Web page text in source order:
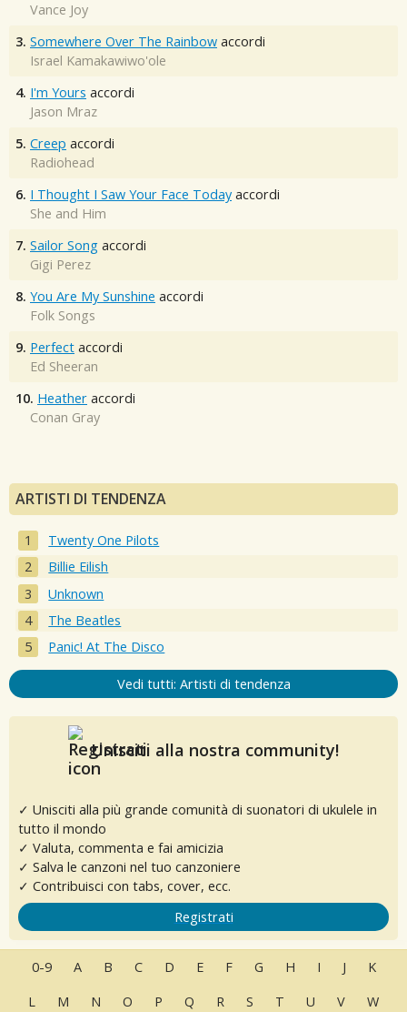
Vance Joy
3. Somewhere Over The Rainbow accordi
Israel Kamakawiwo'ole
4. I'm Yours accordi
Jason Mraz
5. Creep accordi
Radiohead
6. I Thought I Saw Your Face Today accordi
She and Him
7. Sailor Song accordi
Gigi Perez
8. You Are My Sunshine accordi
Folk Songs
9. Perfect accordi
Ed Sheeran
10. Heather accordi
Conan Gray
ARTISTI DI TENDENZA
Twenty One Pilots
Billie Eilish
Unknown
The Beatles
Panic! At The Disco
Vedi tutti: Artisti di tendenza
Unisciti alla nostra community!
✓ Unisciti alla più grande comunità di suonatori di ukulele in
tutto il mondo
✓ Valuta, commenta e fai amicizia
✓ Salva le canzoni nel tuo canzoniere
✓ Contribuisci con tabs, cover, ecc.
Registrati
0-9 A B C D E F G H I J
K
L
M N O P Q R S T U V W